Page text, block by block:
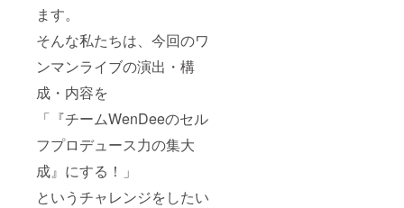
ます。
そんな私たちは、今回のワ
ンマンライブの演出・構
成・内容を
「『チームWenDeeのセル
フプロデュース力の集大
成』にする！」
というチャレンジをしたい